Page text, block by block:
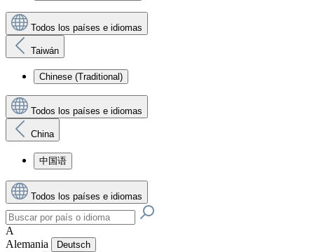
Todos los países e idiomas
Taiwán
Chinese (Traditional)
Todos los países e idiomas
China
中国语
Todos los países e idiomas
A
Alemania
Deutsch